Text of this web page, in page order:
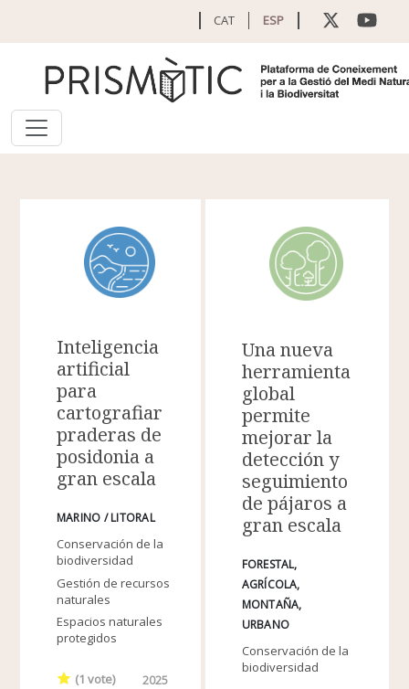
CAT ESP
Inteligencia
artificial
para
cartografiar
praderas de
posidonia a
gran escala
MARINO / LITORAL
Conservación de la
biodiversidad
Gestión de recursos
naturales
Espacios naturales
protegidos
(1 vote) 2025
Una nueva
herramienta
global
permite
mejorar la
detección y
seguimiento
de pájaros a
gran escala
FORESTAL
AGRÍCOLA
MONTAÑA
URBANO
Conservación de la
biodiversidad